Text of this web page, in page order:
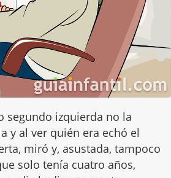
segundo izquierda no la
y al ver quién era echó el
miró y, asustada, tampoco
solo tenía cuatro años,